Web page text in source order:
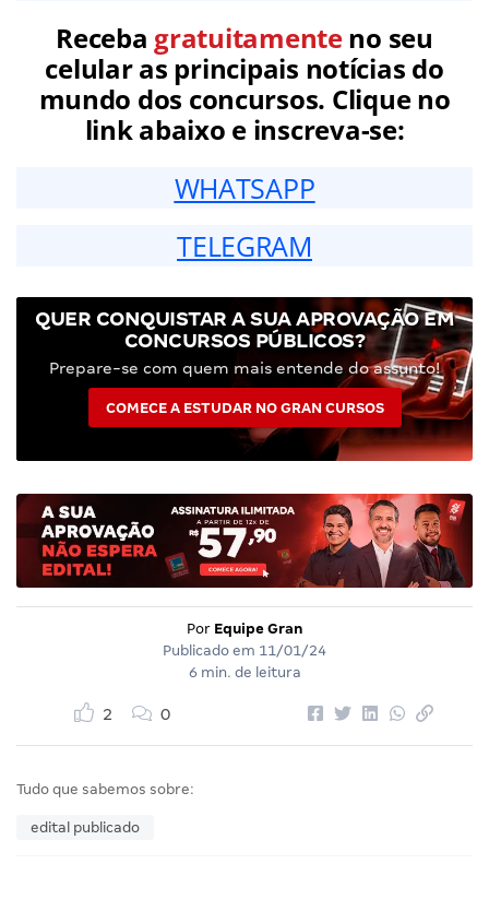
Receba gratuitamenteno seu
celular as principais notícias do
mundo dos concursos. Clique no
link abaixo e inscreva-se:
WHATSAPP
TELEGRAM
QUER CONQUISTAR A SUA APROVAÇÃO EM
CONCURSOS PÚBLICOS?
Prepare-se com quem mais entende do assunto!
COMECE A ESTUDAR NO GRAN CURSOS
Por Equipe Gran
Publicado em 11/01/24
6 min. de leitura
2 0
Tudo que sabemos sobre:
edital publicado